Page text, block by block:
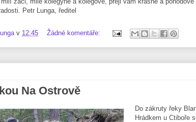
Petr Lunga, ředitel
v 12:45 Žádné komentáře:
Na Ostrově
Do zákruty řeky
Hrádkem u Ctiboře